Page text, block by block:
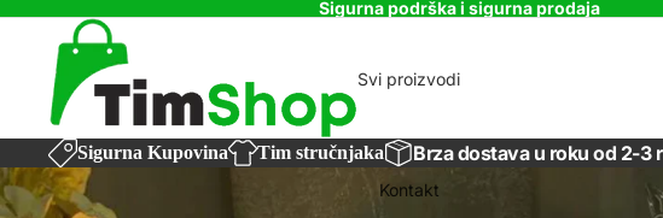
Sigurna podrška i sigurna prodaja
Svi proizvodi
Kontakt
Sigurna Kupovina Tim stručnjaka Brza dostava u roku od 2-3